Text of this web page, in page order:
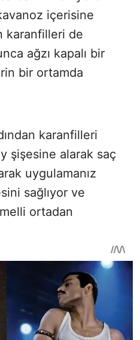
içerisine
karanfilleri de
ağzı kapalı bir
bir ortamda
karanfilleri
şişesine alarak saç
uygulamanız
sağlıyor ve
ortadan